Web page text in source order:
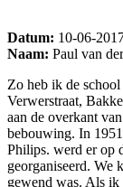
Datum: 10-06-
Naam: Paul van
Zo heb ik de
Verwerstraat,
aan de overkant
bebouwing. In
Philips. werd er op
georganiseerd. We
gewend was. Als